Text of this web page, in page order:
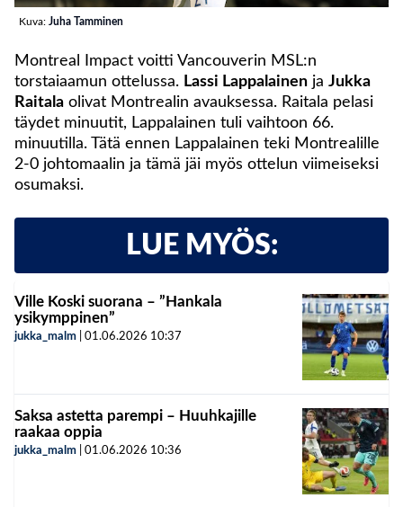
Kuva: Juha Tamminen
Montreal Impact voitti Vancouverin MSL:n
torstaiaamun ottelussa. Lassi Lappalainen ja Jukka
Raitala olivat Montrealin avauksessa. Raitala pelasi
täydet minuutit, Lappalainen tuli vaihtoon 66.
minuutilla. Tätä ennen Lappalainen teki Montrealille
2-0 johtomaalin ja tämä jäi myös ottelun viimeiseksi
osumaksi.
LUE MYÖS:
Ville Koski suorana – ”Hankala
ysikymppinen”
jukka_malm 01.06.2026 10:37
Saksa astetta parempi – Huuhkajille
raakaa oppia
jukka_malm 01.06.2026 10:36